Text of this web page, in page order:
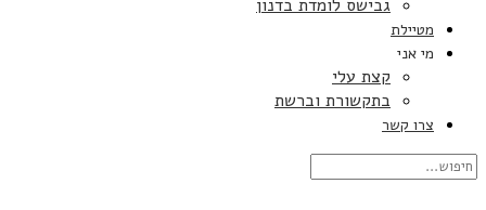
גבישס לומדת בדנון
מטיילת
מי אני
קצת עלי
בתקשורת וברשת
צרו קשר